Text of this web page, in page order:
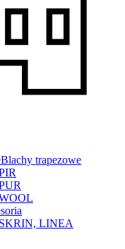
Blachy trapezowe
SKRIN, LINEA